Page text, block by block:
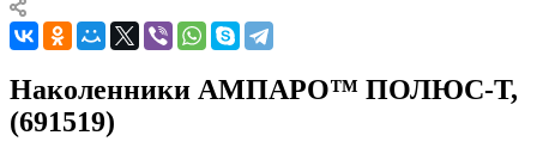
Наколенники АМПАРО™ ПОЛЮС-Т,
(691519)